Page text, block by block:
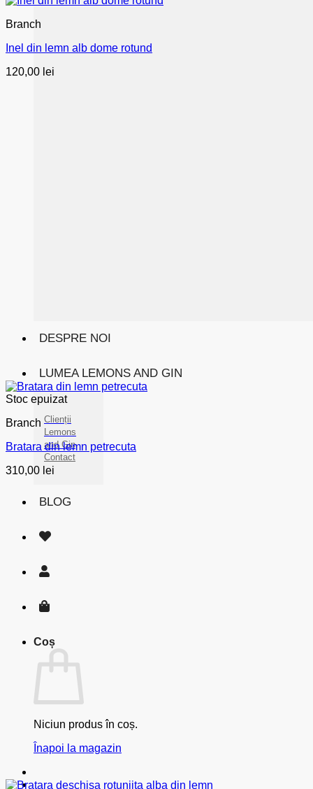
DESPRE NOI
LUMEA LEMONS AND GIN
Clienții
Lemons
and Gin
Contact
BLOG
Coș
Niciun produs în coș.
Înapoi la magazin
Branch
Inel din lemn alb dome rotund
120,00 lei
Stoc epuizat
Branch
Bratara din lemn petrecuta
310,00 lei